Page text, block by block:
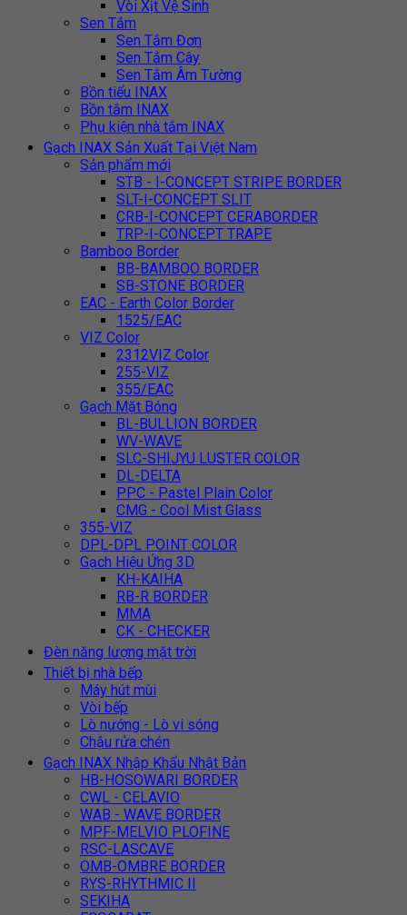
Vòi Xịt Vệ Sinh
Sen Tắm
Sen Tắm Đơn
Sen Tắm Cây
Sen Tắm Âm Tường
Bồn tiểu INAX
Bồn tắm INAX
Phụ kiện nhà tắm INAX
Gạch INAX Sản Xuất Tại Việt Nam
Sản phẩm mới
STB - I-CONCEPT STRIPE BORDER
SLT-I-CONCEPT SLIT
CRB-I-CONCEPT CERABORDER
TRP-I-CONCEPT TRAPE
Bamboo Border
BB-BAMBOO BORDER
SB-STONE BORDER
EAC - Earth Color Border
1525/EAC
VIZ Color
2312VIZ Color
255-VIZ
355/EAC
Gạch Mặt Bóng
BL-BULLION BORDER
WV-WAVE
SLC-SHIJYU LUSTER COLOR
DL-DELTA
PPC - Pastel Plain Color
CMG - Cool Mist Glass
355-VIZ
DPL-DPL POINT COLOR
Gạch Hiệu Ứng 3D
KH-KAIHA
RB-R BORDER
MMA
CK - CHECKER
Đèn năng lượng mặt trời
Thiết bị nhà bếp
Máy hút mùi
Vòi bếp
Lò nướng - Lò vi sóng
Chậu rửa chén
Gạch INAX Nhập Khẩu Nhật Bản
HB-HOSOWARI BORDER
CWL - CELAVIO
WAB - WAVE BORDER
MPF-MELVIO PLOFINE
RSC-LASCAVE
OMB-OMBRE BORDER
RYS-RHYTHMIC II
SEKIHA